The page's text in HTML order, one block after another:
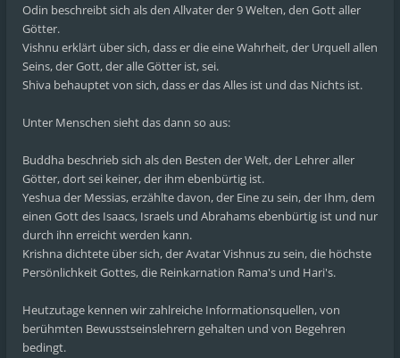
Odin beschreibt sich als den Allvater der 9 Welten, den Gott aller
Götter.
Vishnu erklärt über sich, dass er die eine Wahrheit, der Urquell allen
Seins, der Gott, der alle Götter ist, sei.
Shiva behauptet von sich, dass er das Alles ist und das Nichts ist.
Unter Menschen sieht das dann so aus:
Buddha beschrieb sich als den Besten der Welt, der Lehrer aller
Götter, dort sei keiner, der ihm ebenbürtig ist.
Yeshua der Messias, erzählte davon, der Eine zu sein, der Ihm, dem
einen Gott des Isaacs, Israels und Abrahams ebenbürtig ist und nur
durch ihn erreicht werden kann.
Krishna dichtete über sich, der Avatar Vishnus zu sein, die höchste
Persönlichkeit Gottes, die Reinkarnation Rama's und Hari's.
Heutzutage kennen wir zahlreiche Informationsquellen, von
berühmten Bewusstseinslehrern gehalten und von Begehren
bedingt.